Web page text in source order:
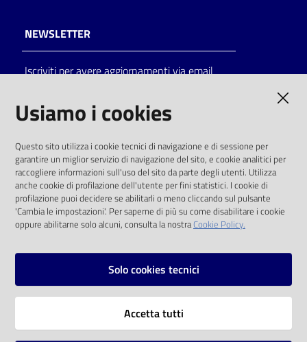
on line
Eventi
Chiedi al
bibliotecario
Avvisi
Orari
NEWSLETTER
Iscriviti per avere aggiornamenti via email
solo alle condizioni previste dalla direttiva
comunitaria 2003/98/CE e dal d.lgs. 36/2006
SOCIAL
Instagram
Vai alla pagina
Usiamo i cookies
Questo sito utilizza i cookie tecnici di navigazione e di sessione per
garantire un miglior servizio di navigazione del sito, e cookie analitici per
raccogliere informazioni sull'uso del sito da parte degli utenti. Utilizza
anche cookie di profilazione dell'utente per fini statistici. I cookie di
profilazione puoi decidere se abilitarli o meno cliccando sul pulsante
'Cambia le impostazioni'. Per saperne di più su come disabilitare i cookie
oppure abilitarne solo alcuni, consulta la nostraCookie Policy.
Solo cookies tecnici
Accetta tutti